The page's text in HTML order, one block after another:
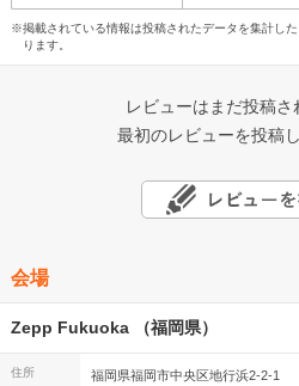
※掲載されている情報は投稿されたデータを集計し
ります。
レビューはまだ投稿さ
最初のレビューを投稿
会場
Zepp Fukuoka （福岡県）
住所 福岡県福岡市中央区地行浜2-2-1